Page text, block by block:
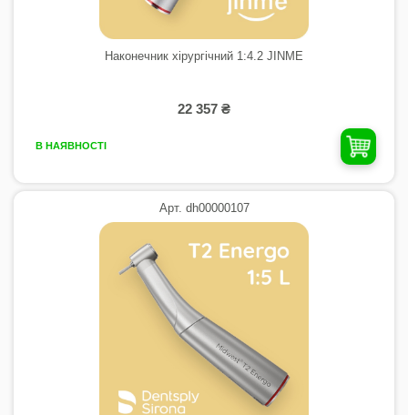
Наконечник хірургічний 1:4.2 JINME
22 357 ₴
В НАЯВНОСТІ
Арт. dh00000107